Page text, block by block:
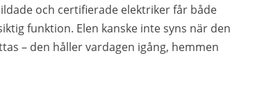
och certifierade elektriker får både
funktion. Elen kanske inte syns när den
– den håller vardagen igång, hemmen